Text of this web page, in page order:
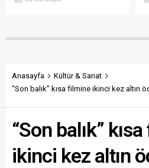
açıklanmamasına tepki
belirterek üreticiyi memnun
savundu.
Anasayfa
Kültür & Sanat
“Son balık” kısa filmine ikinci kez altın
“Son balık”
ikinci kez altın